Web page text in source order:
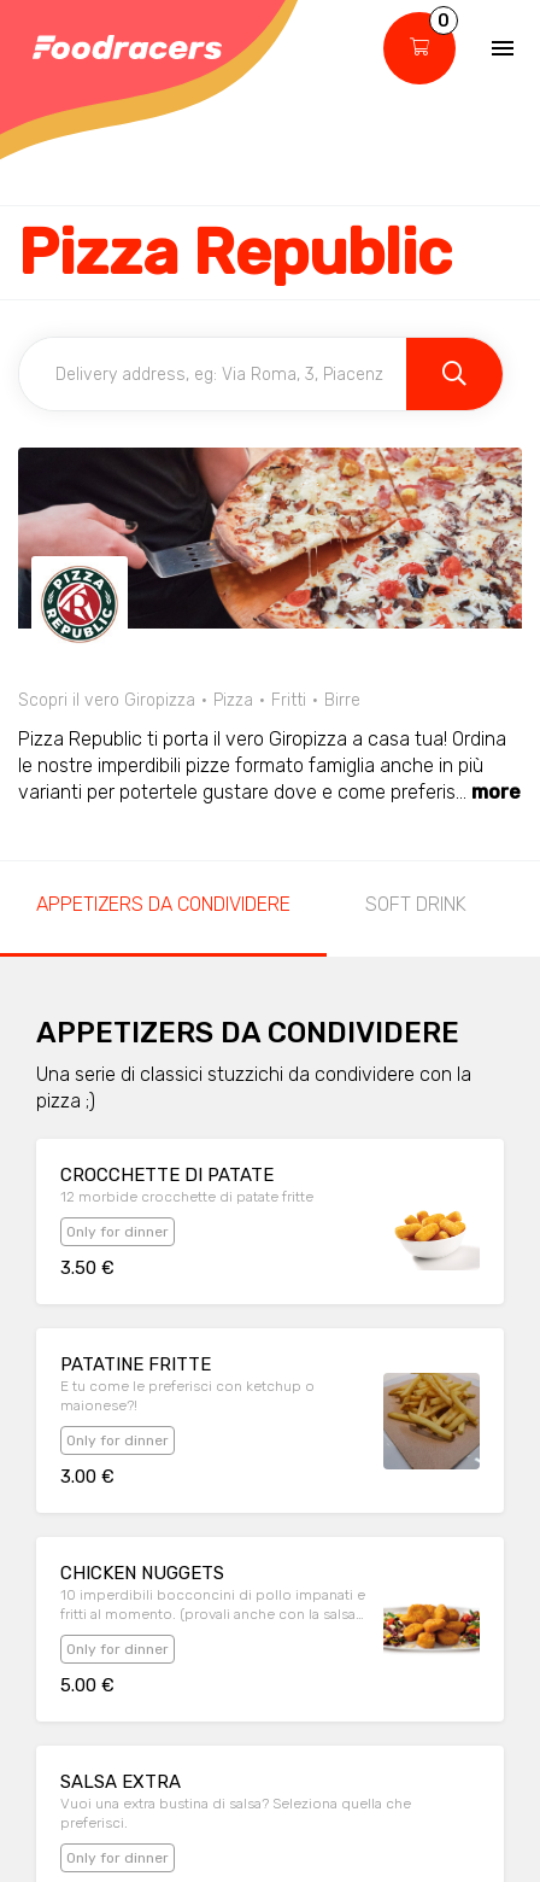
0
Pizza Republic
Scopri il vero Giropizza Pizza Fritti Birre
Pizza Republic ti porta il vero Giropizza a casa tua! Ordina
le nostre imperdibili pizze formato famiglia anche in più
varianti per potertele gustare dove e come preferis... more
APPETIZERS DA CONDIVIDERE SOFT DRINK
APPETIZERS DA CONDIVIDERE
Una serie di classici stuzzichi da condividere con la
pizza ;)
CROCCHETTE DI PATATE
12 morbide crocchette di patate fritte
Only for dinner
3.50 €
PATATINE FRITTE
E tu come le preferisci con ketchup o
maionese?!
Only for dinner
3.00 €
CHICKEN NUGGETS
10 imperdibili bocconcini di pollo impanati e
fritti al momento. (provali anche con la salsa
BBQ, sshhhh!)
Only for dinner
5.00 €
SALSA EXTRA
Vuoi una extra bustina di salsa? Seleziona quella che
preferisci.
Only for dinner